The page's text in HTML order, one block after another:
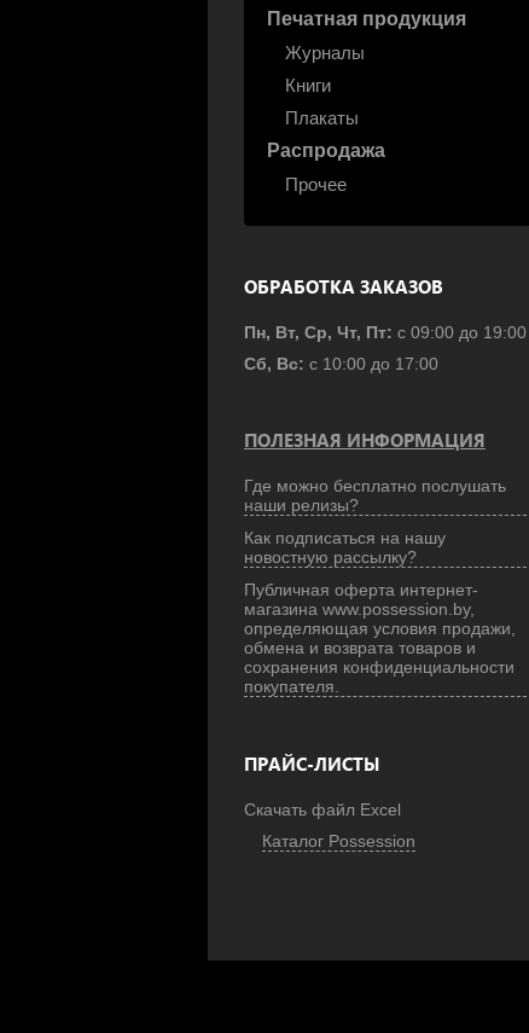
Печатная продукция
Журналы
Книги
Плакаты
Распродажа
Прочее
ОБРАБОТКА ЗАКАЗОВ
Пн, Вт, Ср, Чт, Пт: с 09:00 до 19:00
Сб, Вс: с 10:00 до 17:00
ПОЛЕЗНАЯ ИНФОРМАЦИЯ
Где можно бесплатно послушать
наши релизы?
Как подписаться на нашу
новостную рассылку?
Публичная оферта интернет-
магазина www.possession.by,
определяющая условия продажи,
обмена и возврата товаров и
сохранения конфиденциальности
покупателя.
ПРАЙС-ЛИСТЫ
Скачать файл Excel
Каталог Possession